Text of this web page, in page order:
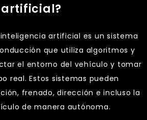
artificial es un sistema
que utiliza algoritmos y
el entorno del vehículo y tomar
real. Estos sistemas pueden
frenado, dirección e incluso la
de manera autónoma.